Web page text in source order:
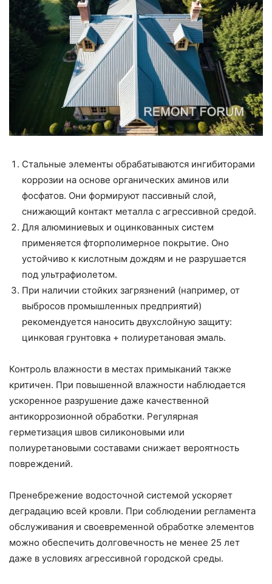
Стальные элементы обрабатываются ингибиторами
коррозии на основе органических аминов или
фосфатов. Они формируют пассивный слой,
снижающий контакт металла с агрессивной средой.
Для алюминиевых и оцинкованных систем
применяется фторполимерное покрытие. Оно
устойчиво к кислотным дождям и не разрушается
под ультрафиолетом.
При наличии стойких загрязнений (например, от
выбросов промышленных предприятий)
рекомендуется наносить двухслойную защиту:
цинковая грунтовка + полиуретановая эмаль.
Контроль влажности в местах примыканий также
критичен. При повышенной влажности наблюдается
ускоренное разрушение даже качественной
антикоррозионной обработки. Регулярная
герметизация швов силиконовыми или
полиуретановыми составами снижает вероятность
повреждений.
Пренебрежение водосточной системой ускоряет
деградацию всей кровли. При соблюдении регламента
обслуживания и своевременной обработке элементов
можно обеспечить долговечность не менее 25 лет
даже в условиях агрессивной городской среды.